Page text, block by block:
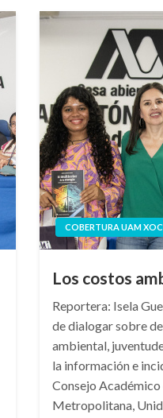
COBERTURA UAM
Los costos
Reportera: Isela
de dialogar sobre
ambiental,
la información e
Consejo
Metropolitana,